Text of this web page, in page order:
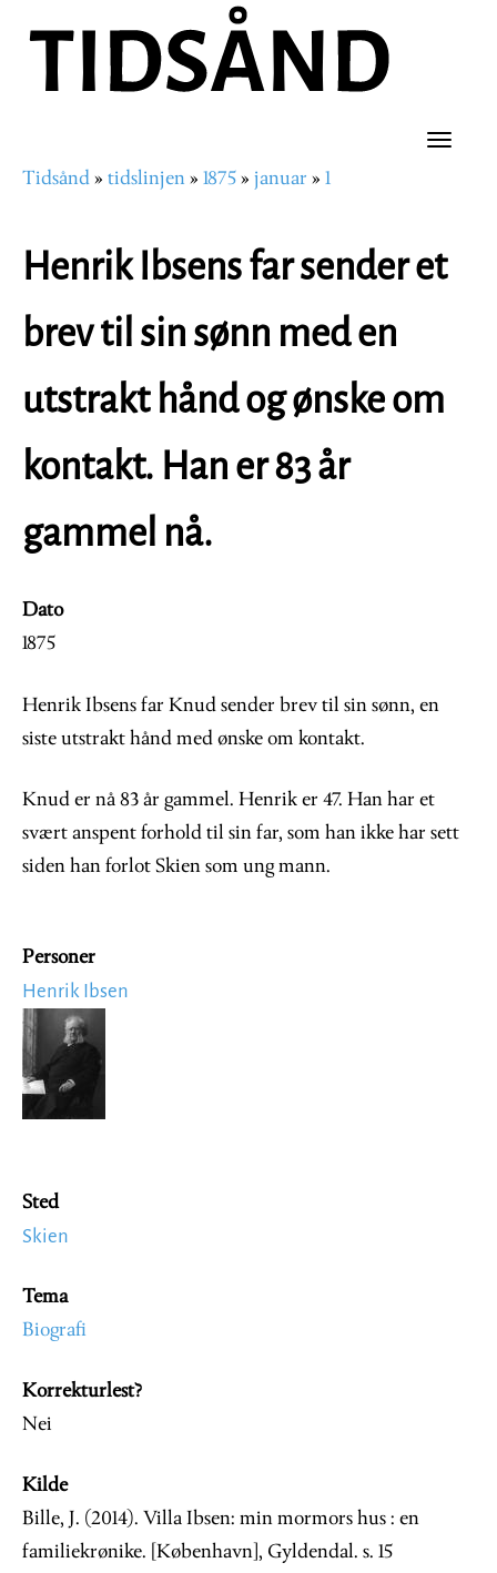
hovedinnhold
Toggle
Navigasjonssti
Tidsånd tidslinjen 1875 januar 1
Henrik Ibsens far sender et
brev til sin sønn med en
utstrakt hånd og ønske om
kontakt. Han er 83 år
gammel nå.
Dato
1875
Henrik Ibsens far Knud sender brev til sin sønn, en
siste utstrakt hånd med ønske om kontakt.
Knud er nå 83 år gammel. Henrik er 47. Han har et
svært anspent forhold til sin far, som han ikke har sett
siden han forlot Skien som ung mann.
Personer
Henrik Ibsen
Image
Sted
Skien
Tema
Biografi
Korrekturlest?
Nei
Kilde
Bille, J. (2014). Villa Ibsen: min mormors hus : en
familiekrønike. [København], Gyldendal. s. 15